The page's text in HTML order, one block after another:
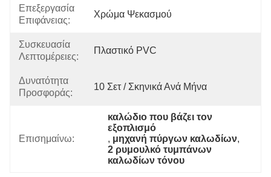
Επεξεργασία
Επιφάνειας:
Χρώμα Ψεκασμού
Συσκευασία
Λεπτομέρειες:
Πλαστικό PVC
Δυνατότητα
Προσφοράς:
10 Σετ / Σκηνικά Ανά Μήνα
Επισημαίνω:
καλώδιο που βάζει τον
εξοπλισμό
, μηχανή πύργων καλωδίων,
2 ρυμουλκό τυμπάνων
καλωδίων τόνου